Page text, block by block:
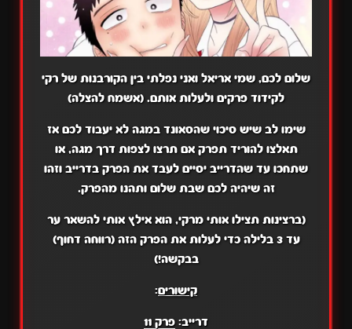
שלום לכם, שמי אריאל ואני נפלתי בין הקורבנות של רקי
לקידוד פרקים ולעלות אותם. (אשמח להצלה)
שימו לב שיש סיכוי שהסאונד במגה לא יעבוד לכם אז
תאלצו להוריד תפרק אם תרצו לצפות דרך מגה, או
שתחכו עד שהדרייב יסיים לעבד את הפרק בדרייב וזהו
זה שיהיה לכם שבת שלום ותהנו מהפרק.
(ברצינות תצילו אותי מרקי, הוא אילץ אותי להשאר ער
עד 3 בלילה כדי לעלות את הפרק הזה (רווחה דחוף)
בבקשה!)
קישורים:
דרייב: פרק 11